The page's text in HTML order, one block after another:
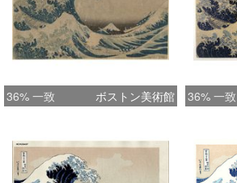
36% 一致 ボストン美術館 36% 一致